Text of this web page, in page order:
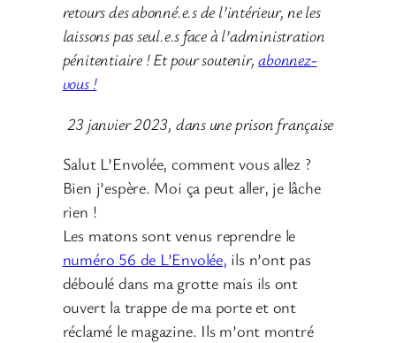
retours des abonné.e.s de l’intérieur, ne les
laissons pas seul.e.s face à l’administration
pénitentiaire ! Et pour soutenir,abonnez-
vous !
23 janvier 2023, dans une prison française
Salut L’Envolée, comment vous allez ?
Bien j’espère. Moi ça peut aller, je lâche
rien !
Les matons sont venus reprendre le
numéro 56 de L’Envolée, ils n’ont pas
déboulé dans ma grotte mais ils ont
ouvert la trappe de ma porte et ont
réclamé le magazine. Ils m’ont montré